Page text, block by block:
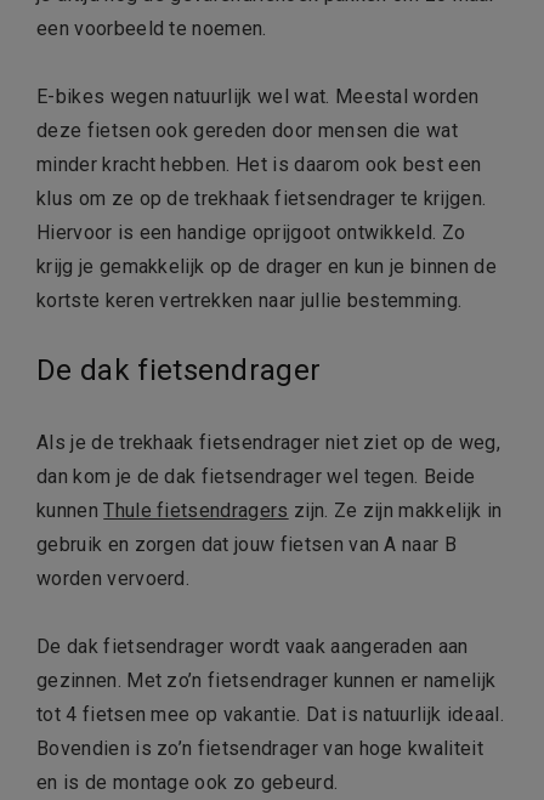
een voorbeeld te noemen.
E-bikes wegen natuurlijk wel wat. Meestal worden
deze fietsen ook gereden door mensen die wat
minder kracht hebben. Het is daarom ook best een
klus om ze op de trekhaak fietsendrager te krijgen.
Hiervoor is een handige oprijgoot ontwikkeld. Zo
krijg je gemakkelijk op de drager en kun je binnen de
kortste keren vertrekken naar jullie bestemming.
De dak fietsendrager
Als je de trekhaak fietsendrager niet ziet op de weg,
dan kom je de dak fietsendrager wel tegen. Beide
kunnenThule fietsendragers zijn. Ze zijn makkelijk in
gebruik en zorgen dat jouw fietsen van A naar B
worden vervoerd.
De dak fietsendrager wordt vaak aangeraden aan
gezinnen. Met zo’n fietsendrager kunnen er namelijk
tot 4 fietsen mee op vakantie. Dat is natuurlijk ideaal.
Bovendien is zo’n fietsendrager van hoge kwaliteit
en is de montage ook zo gebeurd.